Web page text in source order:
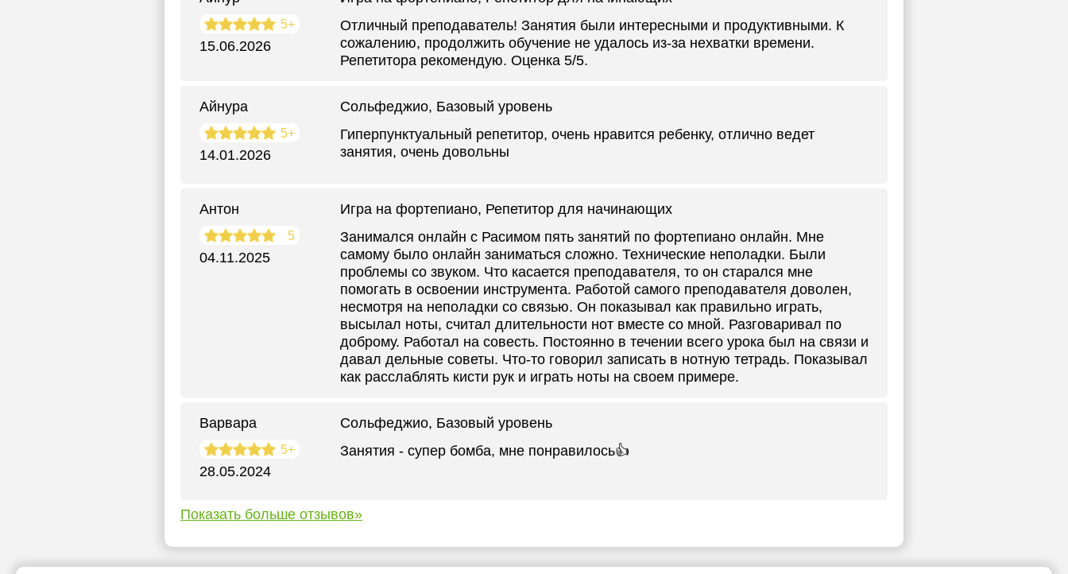
5+
15.06.2026
Отличный преподаватель! Занятия были интересными и продуктивными. К
сожалению, продолжить обучение не удалось из-за нехватки времени.
Репетитора рекомендую. Оценка 5/5.
Айнура
5+
14.01.2026
Сольфеджио, Базовый уровень
Гиперпунктуальный репетитор, очень нравится ребенку, отлично ведет
занятия, очень довольны
Антон
5
04.11.2025
Игра на фортепиано, Репетитор для начинающих
Занимался онлайн с Расимом пять занятий по фортепиано онлайн. Мне
самому было онлайн заниматься сложно. Технические неполадки. Были
проблемы со звуком. Что касается преподавателя, то он старался мне
помогать в освоении инструмента. Работой самого преподавателя доволен,
несмотря на неполадки со связью. Он показывал как правильно играть,
высылал ноты, считал длительности нот вместе со мной. Разговаривал по
доброму. Работал на совесть. Постоянно в течении всего урока был на связи и
давал дельные советы. Что-то говорил записать в нотную тетрадь. Показывал
как расслаблять кисти рук и играть ноты на своем примере.
Варвара
5+
28.05.2024
Сольфеджио, Базовый уровень
Занятия - супер бомба, мне понравилось👍
Показать больше отзывов»